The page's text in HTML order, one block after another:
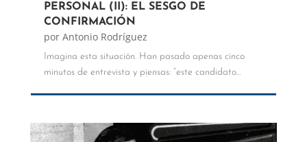
PERSONAL (II): EL SESGO DE
CONFIRMACIÓN
por Antonio Rodríguez
Imagina esta situación. Han pasado apenas cinco
minutos de entrevista y piensas: “este candidato...